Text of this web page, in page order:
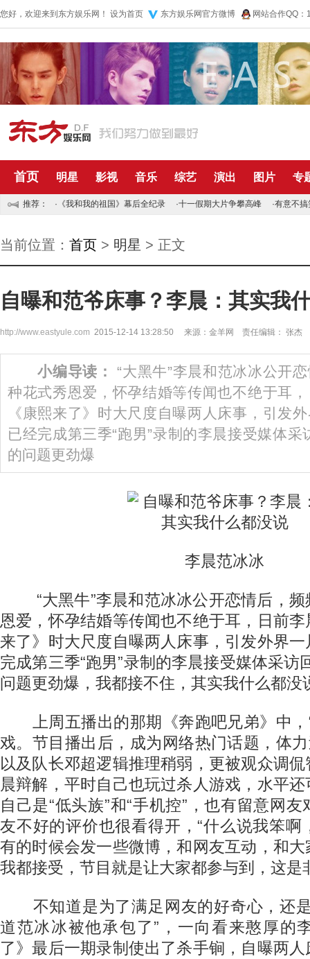
您好，欢迎来到东方娱乐网！ 设为首页 东方娱乐网官方微博 网站合作QQ
首页 明星 影视 音乐 综艺 演出 图片 专
推荐： · 《我和我的祖国》幕后全纪录 ·十一假期大片争攀高峰 ·有意不搞
当前位置： 首页 > 明星 > 正文
自曝和范爷床事？李晨：其实我
http://www.eastyule.com 2015-12-14 13:28:50 来源：金羊网 责任编辑： 张杰
小编导读：
“大黑牛”李晨和范冰冰公开
种花式秀恩爱，怀孕结婚等传闻也不绝于耳
《康熙来了》时大尺度自曝两人床事，引发
已经完成第三季“跑男”录制的李晨接受媒体采
的问题更劲爆
李晨范冰冰
“大黑牛”李晨和范冰冰公开恋情后，频
恩爱，怀孕结婚等传闻也不绝于耳，日前
来了》时大尺度自曝两人床事，引发外界
完成第三季“跑男”录制的李晨接受媒体采访
问题更劲爆，我都接不住，其实我什么都没
上周五播出的那期《奔跑吧兄弟》中，
戏。节目播出后，成为网络热门话题，体
以及队长邓超逻辑推理稍弱，更被观众调
晨辩解，平时自己也玩过杀人游戏，水平
自己是“低头族”和“手机控”，也有留意网
友不好的评价也很看得开，“什么说我笨啊
有的时候会发一些微博，和网友互动，和
我都接受，节目就是让大家都参与到，这是
不知道是为了满足网友的好奇心，还是
道范冰冰被他承包了”，一向看来憨厚的
了》最后一期录制使出了杀手锏，自曝两